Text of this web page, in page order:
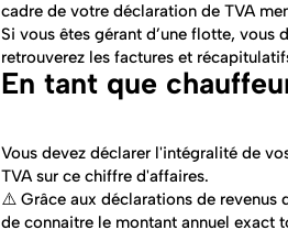
cadre de votre déclaration de TVA
Si vous êtes gérant d’une flotte, vous
retrouverez les factures et
En tant que
Vous devez déclarer l'intégralité de
TVA sur ce chiffre d'affaires.
⚠️ Grâce aux déclarations de revenus
de connaitre le montant annuel exact